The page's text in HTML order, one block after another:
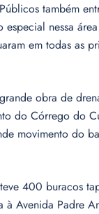
também
nessa
em todas as
obra de
do Córrego do
movimento do
400 buracos
Avenida Padre